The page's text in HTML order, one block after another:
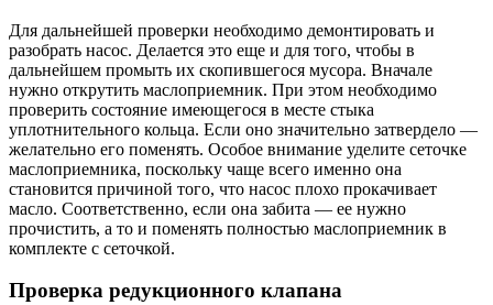
Для дальнейшей проверки необходимо демонтировать и
разобрать насос. Делается это еще и для того, чтобы в
дальнейшем промыть их скопившегося мусора. Вначале
нужно открутить маслоприемник. При этом необходимо
проверить состояние имеющегося в месте стыка
уплотнительного кольца. Если оно значительно затвердело —
желательно его поменять. Особое внимание уделите сеточке
маслоприемника, поскольку чаще всего именно она
становится причиной того, что насос плохо прокачивает
масло. Соответственно, если она забита — ее нужно
прочистить, а то и поменять полностью маслоприемник в
комплекте с сеточкой.
Проверка редукционного клапана